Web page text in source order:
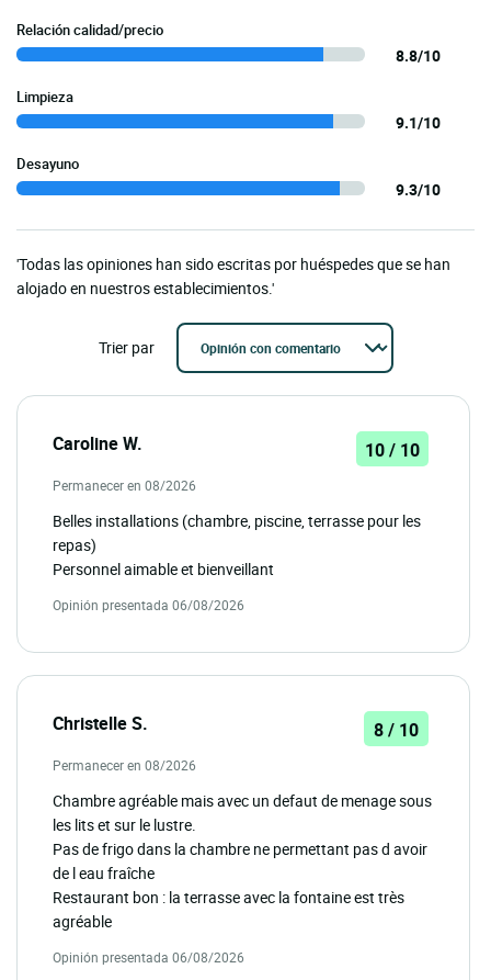
Relación calidad/precio
8.8/10
Limpieza
9.1/10
Desayuno
9.3/10
'Todas las opiniones han sido escritas por huéspedes que se han
alojado en nuestros establecimientos.'
Trier par
Caroline W. 10 / 10
Permanecer en 08/2026
Belles installations (chambre, piscine, terrasse pour les
repas)
Personnel aimable et bienveillant
Opinión presentada 06/08/2026
Christelle S. 8 / 10
Permanecer en 08/2026
Chambre agréable mais avec un defaut de menage sous
les lits et sur le lustre.
Pas de frigo dans la chambre ne permettant pas d avoir
de l eau fraîche
Restaurant bon : la terrasse avec la fontaine est très
agréable
Opinión presentada 06/08/2026